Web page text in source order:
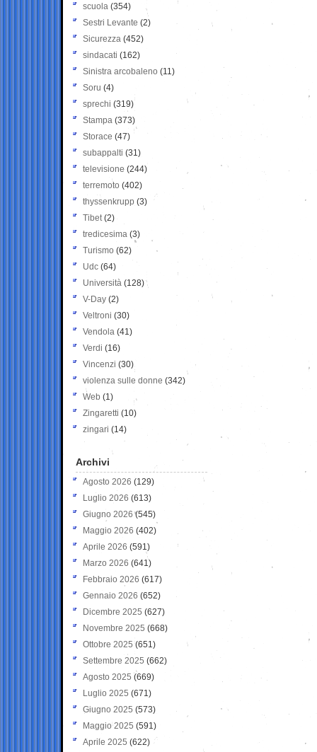
scuola (354)
Sestri Levante (2)
Sicurezza (452)
sindacati (162)
Sinistra arcobaleno (11)
Soru (4)
sprechi (319)
Stampa (373)
Storace (47)
subappalti (31)
televisione(244)
terremoto (402)
thyssenkrupp (3)
Tibet(2)
tredicesima (3)
Turismo (62)
Udc (64)
Università (128)
V-Day (2)
Veltroni (30)
Vendola (41)
Verdi (16)
Vincenzi (30)
violenza sulle donne (342)
Web (1)
Zingaretti (10)
zingari (14)
Archivi
Agosto 2026 (129)
Luglio 2026 (613)
Giugno 2026 (545)
Maggio 2026 (402)
Aprile 2026 (591)
Marzo 2026 (641)
Febbraio 2026 (617)
Gennaio 2026 (652)
Dicembre 2025 (627)
Novembre 2025 (668)
Ottobre 2025 (651)
Settembre 2025 (662)
Agosto 2025 (669)
Luglio 2025 (671)
Giugno 2025 (573)
Maggio 2025 (591)
Aprile 2025 (622)